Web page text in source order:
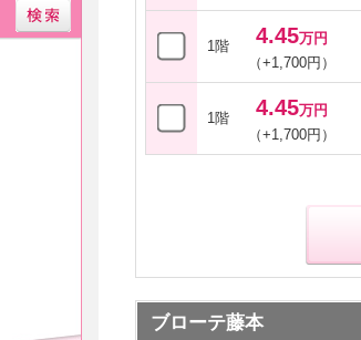
1階 4.45万円
（+1,700円）
1階 4.45万円
（+1,700円）
ブローテ藤本